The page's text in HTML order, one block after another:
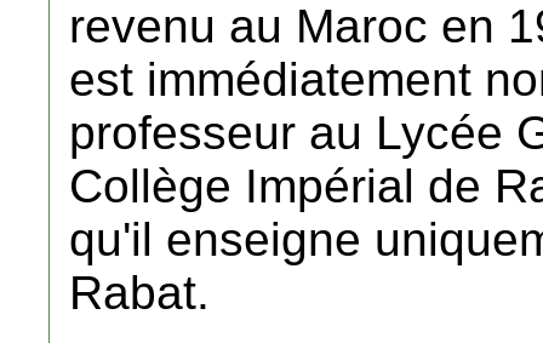
revenu au Maroc en
est immédiatement
professeur au Lycée
Collège Impérial de
qu'il enseigne
Rabat.